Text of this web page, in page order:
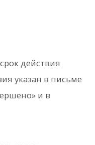
действия
указан в письме
и в